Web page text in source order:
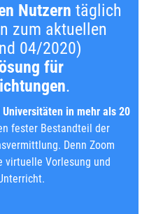
Nutzern täglich
zum aktuellen
04/2020)
für
.
in mehr als 20
fester Bestandteil der
Denn Zoom
virtuelle Vorlesung und